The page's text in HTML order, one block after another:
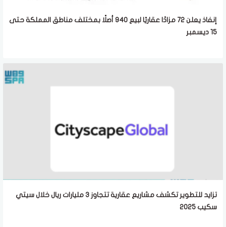
إنفاذ يعلن 72 مزادًا عقاريًا لبيع 940 أصلًا بمختلف مناطق المملكة حتى
15 ديسمبر
تزايد للتطوير تكشف مشاريع عقارية تتجاوز 3 مليارات ريال خلال سيتي
سكيب 2025